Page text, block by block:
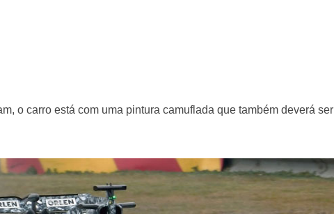
o carro está com uma pintura camuflada que também deverá ser